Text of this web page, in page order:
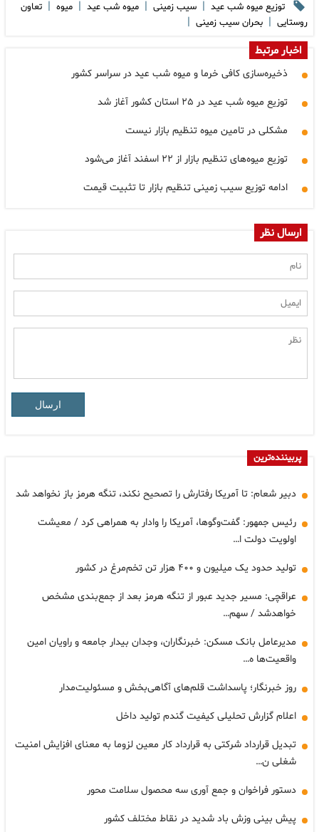
توزیع میوه شب عید | سیب زمینی | میوه شب عید | میوه | تعاون
روستایی | بحران سیب زمینی |
اخبار مرتبط
ذخیره‌سازی کافی خرما و میوه شب عید در سراسر کشور
توزیع میوه شب عید در ۲۵ استان کشور آغاز شد
مشکلی در تامین میوه تنظیم بازار نیست
توزیع میوه‌های تنظیم بازار از ۲۲ اسفند آغاز می‌شود
ادامه توزیع سیب زمینی تنظیم بازار تا تثبیت قیمت
ارسال نظر
ارسال
پربیننده‌ترین
دبیر شعام: تا آمریکا رفتارش را تصحیح نکند، تنگه هرمز باز نخواهد شد
رئیس جمهور: گفت‌وگوها، آمریکا را وادار به همراهی کرد / معیشت
اولویت دولت ا…
تولید حدود یک میلیون و ۴۰۰ هزار تن تخم‌مرغ در کشور
عراقچی: مسیر جدید عبور از تنگه هرمز بعد از جمع‌بندی مشخص
خواهدشد / سهم…
مدیرعامل بانک مسکن: خبرنگاران، وجدان بیدار جامعه و راویان امین
واقعیت‌ها ه…
روز خبرنگار؛ پاسداشت قلم‌های آگاهی‌بخش و مسئولیت‌مدار
اعلام گزارش تحلیلی کیفیت گندم تولید داخل
تبدیل قرارداد شرکتی به قرارداد کار معین لزوما به معنای افزایش امنیت
شغلی ن…
دستور فراخوان و جمع آوری سه محصول سلامت محور
پیش بینی وزش باد شدید در نقاط مختلف کشور